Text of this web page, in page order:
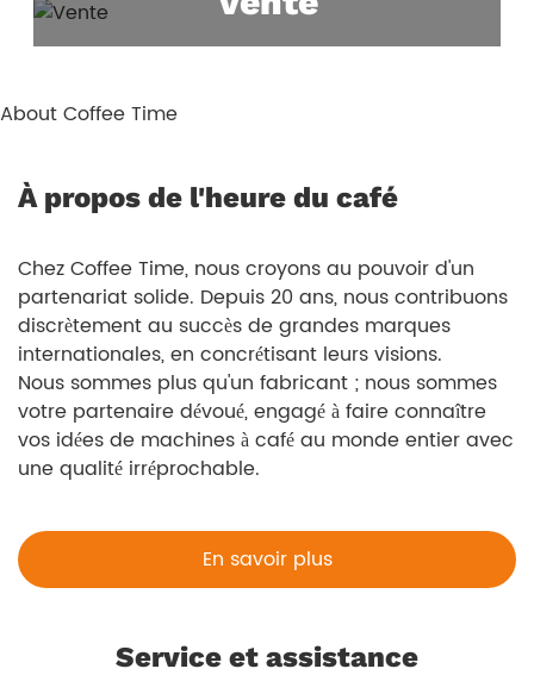
À propos de l'heure du café
Chez Coffee Time, nous croyons au pouvoir d'un
partenariat solide. Depuis 20 ans, nous contribuons
discrètement au succès de grandes marques
internationales, en concrétisant leurs visions.
Nous sommes plus qu'un fabricant ; nous sommes
votre partenaire dévoué, engagé à faire connaître
vos idées de machines à café au monde entier avec
une qualité irréprochable.
En savoir plus
Service et assistance